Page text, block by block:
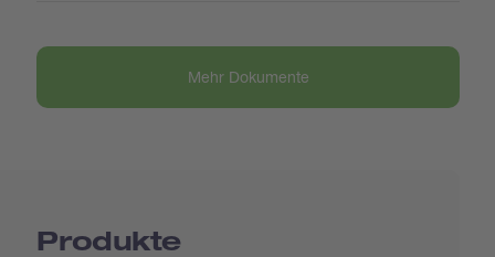
Mehr Dokumente
Produkte